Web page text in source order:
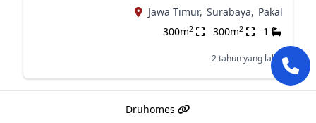
Jawa Timur, Surabaya, Pakal
300m2 300m2 1
2 tahun yang lalu
Druhomes